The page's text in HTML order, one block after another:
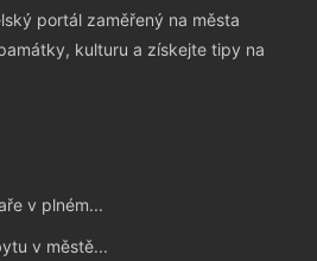
portál zaměřený na města
kulturu a získejte tipy na
v plném...
v městě...